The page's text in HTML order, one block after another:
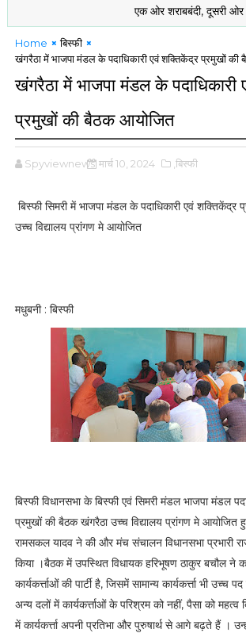
एक ओर शराबबंदी, दूसरी ओर
Home
बिस्फी
खंगरैठा में भाजपा मंडल के पदाधिकारी एवं शक्तिकेंद्र प्रमुखों
खंगरैठा में भाजपा मंडल के पदाधिकारी
प्रमुखों की बैठक आयोजित
Spyviewnews मार्च 10, 2024 ,बिस्फी
बिस्फी सिमरी में भाजपा मंडल के पदाधिकारी एवं
उच्च विद्यालय प्रांगण मे आयोजित
मधुबनी : बिस्फी
बिस्फी विधानसभा के बिस्फी एवं सिमरी मंडल भाजपा मंडल
प्रमुखों की बैठक खंगरैठा उच्च विद्यालय प्रांगण मे आयोजित
रामसकल यादव ने की और मंच संचालन विधानसभा प्रभारी
किया ।बैठक में उपस्थित विधायक हरिभूषण ठाकुर बचौल ने
कार्यकर्त्ताओं की पार्टी है, जिसमें सामान्य कार्यकर्त्ता भी
अन्य दलों में कार्यकर्त्ताओं के परिश्रम को नहीं, पैसा को महत्व
में कार्यकर्त्ता अपनी प्रतिभा और पुरुषार्थ से आगे बढ़ते हैं ।